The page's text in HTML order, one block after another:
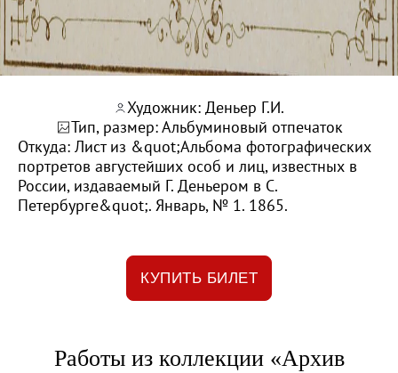
Живопись второй половины XIX века -
Скульптура XVIII – начала XX вв.
Скульптура XX – XXI вв.
Нумизматика
Гравюра
Рисунок
Декоративно-прикладное искусство
Народное искусство
Архив изображений
Современная фотография
Молодёжный совет
Художник: Деньер Г.И.
Тип, размер: Альбуминовый отпечаток
Откуда: Лист из &quot;Альбома фотографических
портретов августейших особ и лиц, известных в
России, издаваемый Г. Деньером в С.
Петербурге&quot;. Январь, № 1. 1865.
КУПИТЬ БИЛЕТ
Работы из коллекции «Архив